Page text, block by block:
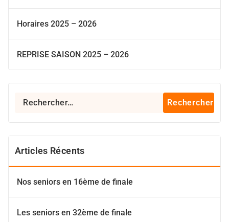
Horaires 2025 – 2026
REPRISE SAISON 2025 – 2026
Rechercher :
Articles Récents
Nos seniors en 16ème de finale
Les seniors en 32ème de finale